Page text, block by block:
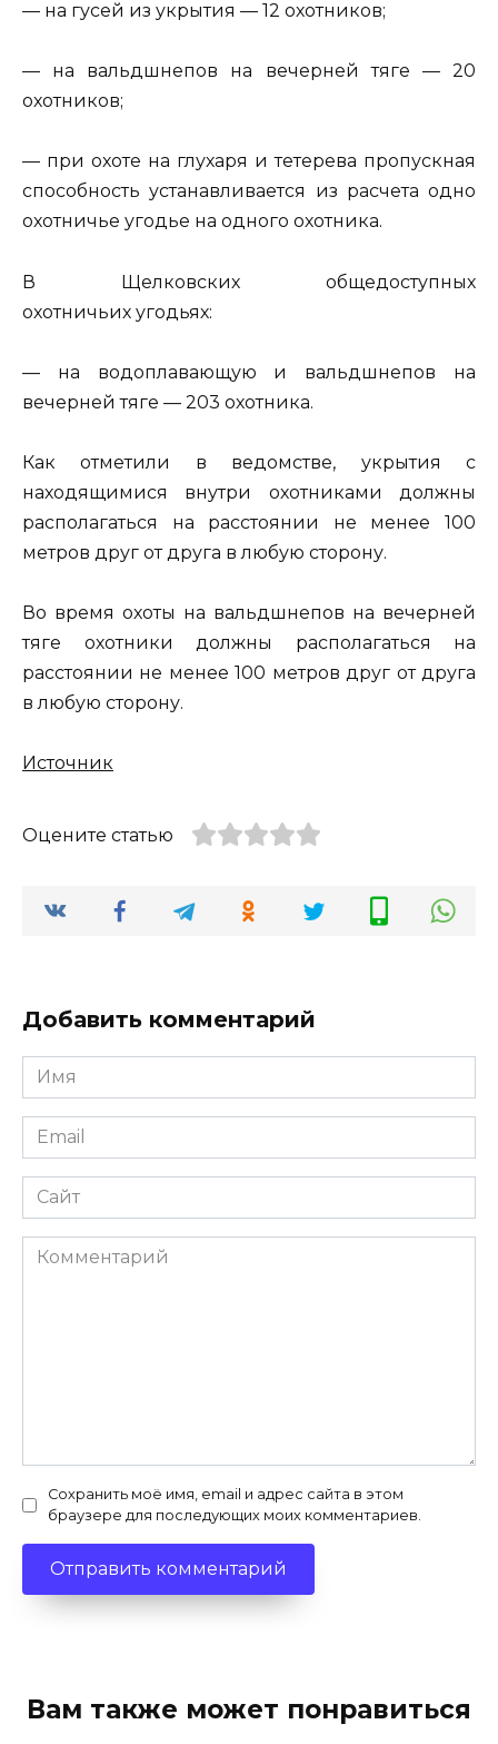
— на гусей из укрытия — 12 охотников;
— на вальдшнепов на вечерней тяге — 20
охотников;
— при охоте на глухаря и тетерева пропускная
способность устанавливается из расчета одно
охотничье угодье на одного охотника.
В Щелковских общедоступных
охотничьих угодьях:
— на водоплавающую и вальдшнепов на
вечерней тяге — 203 охотника.
Как отметили в ведомстве, укрытия с
находящимися внутри охотниками должны
располагаться на расстоянии не менее 100
метров друг от друга в любую сторону.
Во время охоты на вальдшнепов на вечерней
тяге охотники должны располагаться на
расстоянии не менее 100 метров друг от друга
в любую сторону.
Источник
Оцените статью
Добавить комментарий
Имя
*
Email
*
Сайт
Комментарий
Сохранить моё имя, email и адрес сайта в этом
браузере для последующих моих комментариев.
Вам также может понравиться